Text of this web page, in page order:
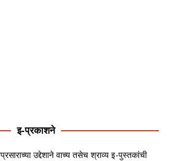
इ-प्रकाशने
उद्देशाने वाच्य तसेच श्राव्य इ-पुस्तकांची